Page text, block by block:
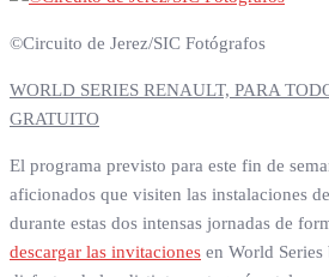
©Circuito de Jerez/SIC Fotógrafos
WORLD SERIES RENAULT, PARA
GRATUITO
El programa previsto para este fin de
aficionados que visiten las instalaciones
durante estas dos intensas jornadas de
descargar las invitaciones en World